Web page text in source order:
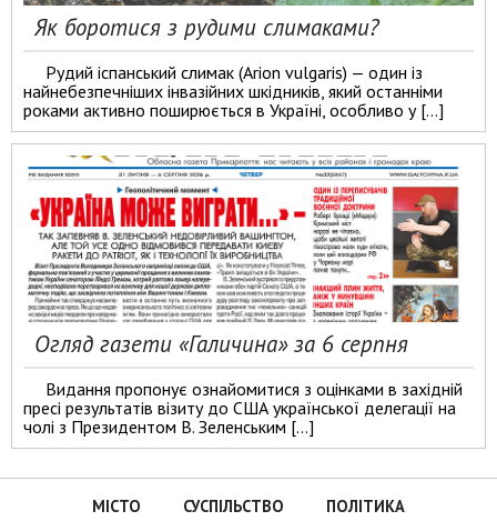
Як боротися з рудими слимаками?
Рудий іспанський слимак (Arion vulgaris) — один із
найнебезпечніших інвазійних шкідників, який останніми
роками активно поширюється в Україні, особливо у […]
Огляд газети «Галичина» за 6 серпня
Видання пропонує ознайомитися з оцінками в західній
пресі результатів візиту до США української делегації на
чолі з Президентом В. Зеленським […]
МІСТО СУСПІЛЬСТВО ПОЛІТИКА